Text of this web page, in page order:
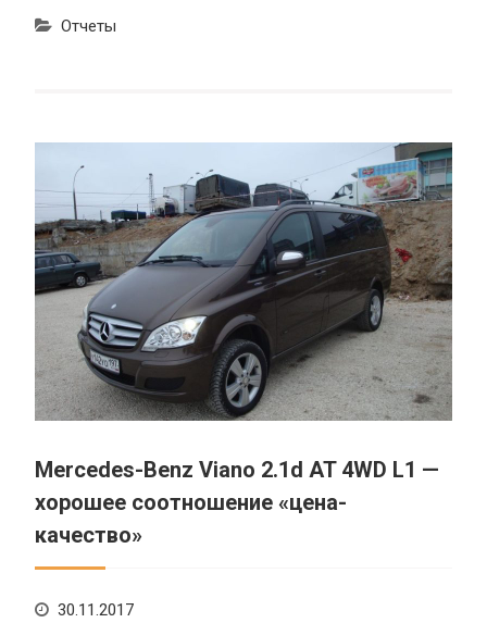
Отчеты
Mercedes-Benz Viano 2.1d AT 4WD L1 —
хорошее соотношение «цена-
качество»
30.11.2017